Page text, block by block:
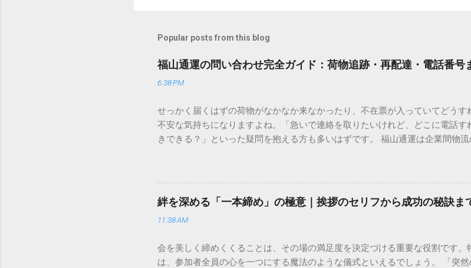
Popular posts from this blog
福山通運の問い合わせ完全ガイド：荷物追跡・再配達・電話番号
6:38 PM
せっかく届くはずの荷物がなかなか来なかったり、不在票が入っていてどう
不安な気持ちになりますよね。「急いで連絡を取りたいけれど、どこに電話
きできる？」といった疑問を抱える方も多いはずです。 福山通運は企業間物
は、荷物の追跡確認から営業所への電話連絡、再配達の依頼手順まで、初め
解説します。 福山通運のサービスの特徴と強み 福山通運は日本全国に広範な
に重量物や大型の荷物、そして企業間の輸送において圧倒的な実績を誇ります
少し異なる点として「営業所ごとの対応が非常にきめ細かい」という特徴があ
ントロールしているため、現場の状況に合わせた柔軟な相談がしやすいのがメ
わせの電話をかける前に、まずは「お荷物配達状況照会」を確認するのが最も
絆を深める「一本締め」の極意｜挨拶のセリフから成功の秘訣ま
11:38 AM
会を美しく締めくくることは、その場の満足度を決定づける重要な役割です。
は、参加者全員の心を一つにする魔法のような儀式といえるでしょう。 「突